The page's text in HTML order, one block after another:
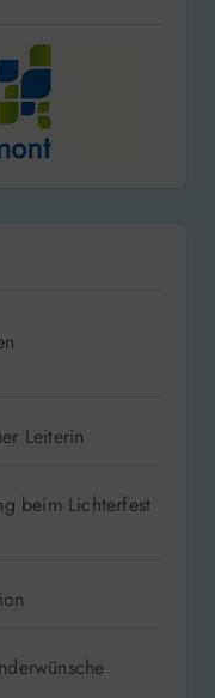
Leiterin
beim Lichterfest